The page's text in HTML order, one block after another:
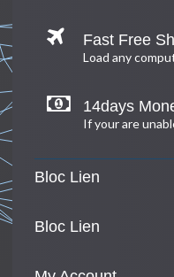
Fast Free
Load any
14days
If your are
Bloc Lien
Bloc Lien